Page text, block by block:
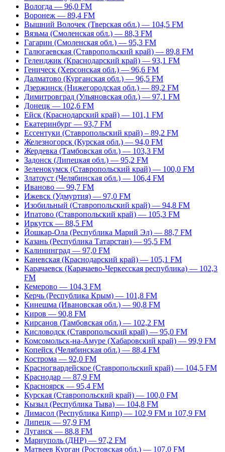
Вологда — 96,0 FM
Воронеж — 89,4 FM
Вышний Волочек (Тверская обл.) — 104,5 FM
Вязьма (Смоленская обл.) — 88,3 FM
Гагарин (Смоленская обл.) — 95,3 FM
Галюгаевская (Ставропольский край) — 89,8 FM
Геленджик (Краснодарский край) — 93,1 FM
Геническ (Херсонская обл.) — 96,6 FM
Далматово (Курганская обл.) — 96,5 FM
Дзержинск (Нижегородская обл.) — 89,2 FM
Димитровград (Ульяновская обл.) — 97,1 FM
Донецк — 102,6 FM
Ейск (Краснодарский край) — 101,1 FM
Екатеринбург — 93,7 FM
Ессентуки (Ставропольский край) – 89,2 FM
Железногорск (Курская обл.) — 94,0 FM
Жердевка (Тамбовская обл.) — 103,3 FM
Задонск (Липецкая обл.) — 95,2 FM
Зеленокумск (Ставропольский край) — 100,0 FM
Златоуст (Челябинская обл.) — 106,4 FM
Иваново — 99,7 FM
Ижевск (Удмуртия) — 97,0 FM
Изобильный (Ставропольский край) — 94,8 FM
Ипатово (Ставропольский край) — 105,3 FM
Иркутск — 88,5 FM
Йошкар-Ола (Республика Марий Эл) — 88,7 FM
Казань (Республика Татарстан) — 95,5 FM
Калининград — 97,0 FM
Каневская (Краснодарский край) — 105,1 FM
Карачаевск (Карачаево-Черкесская республика) — 102,3
FM
Кемерово — 104,3 FM
Керчь (Республика Крым) — 101,8 FM
Кинешма (Ивановская обл.) — 90,8 FM
Киров — 90,8 FM
Кирсанов (Тамбовская обл.) — 102,2 FM
Кисловодск (Ставропольский край) — 95,0 FM
Комсомольск-на-Амуре (Хабаровский край) — 99,9 FM
Копейск (Челябинская обл.) — 88,4 FM
Кострома — 92,0 FM
Красногвардейское (Ставропольский край) — 104,5 FM
Краснодар — 87,9 FM
Красноярск — 95,4 FM
Курская (Ставропольский край) — 100,0 FM
Кызыл (Республика Тыва) — 104,8 FM
Лимасол (Республика Кипр) — 102,9 FM и 107,9 FM
Липецк — 97,9 FM
Луганск — 88,8 FM
Мариуполь (ДНР) — 97,2 FM
Матвеев Курган (Ростовская обл.) — 107,0 FM